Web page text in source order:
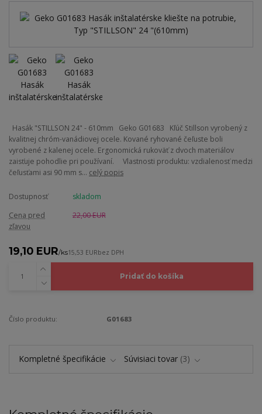
Hasák "STILLSON 24" - 610mm Geko G01683 Kľúč Stillson vyrobený z
kvalitnej chróm-vanádiovej ocele. Kované ryhované čeľuste boli
vyrobené z kalenej ocele. Ergonomická rukoväť z dvoch materiálov
zaisťuje pohodlie pri používaní. Vlastnosti produktu: vzdialenosť medzi
čeľusťami asi 90 mm s... celý popis
Dostupnosť
skladom
Cena pred
zľavou
22,00 EUR
19,10 EUR/ks15,53 EURbez DPH
Pridať do košíka
Číslo produktu: G01683
Kompletné špecifikácie Súvisiaci tovar 3